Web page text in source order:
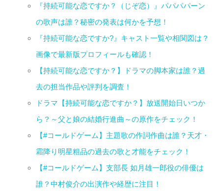
『持続可能な恋ですか？（じぞ恋）』パパパパーン
の歌声は誰？秘密の発表は何かを予想！
『持続可能な恋ですか?』キャスト一覧や相関図は？
画像で最新版プロフィールも確認！
【持続可能な恋ですか？】ドラマの脚本家は誰？過
去の担当作品や評判を調査！
ドラマ【持続可能な恋ですか？】放送開始日いつか
ら？～父と娘の結婚行進曲～の原作をチェック！
【#コールドゲーム】主題歌の作詞作曲は誰？天才・
霜降り明星粗品の過去の歌と才能をチェック！
【#コールドゲーム】支部長 如月雄一郎役の俳優は
誰？中村俊介の出演作や経歴に注目！